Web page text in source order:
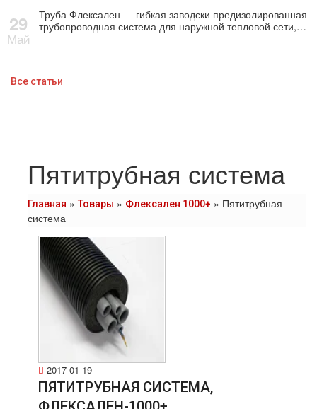
29
Май
Труба Флексален — гибкая заводски предизолированная
трубопроводная система для наружной тепловой сети,…
Все статьи
Пятитрубная система
Главная »Товары » Флексален 1000+ » Пятитрубная
система
2017-01-19
ПЯТИТРУБНАЯ СИСТЕМА,